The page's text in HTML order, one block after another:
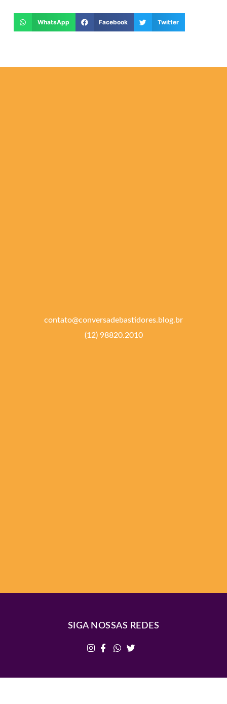
WhatsApp Facebook Twitter
contato@conversadebastidores.blog.br
(12) 98820.2010
SIGA NOSSAS REDES